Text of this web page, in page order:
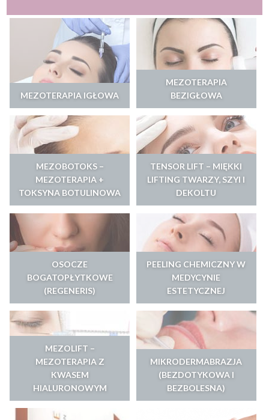
MEZOTERAPIA IGŁOWA
MEZOTERAPIA
BEZIGŁOWA
MEZOBOTOKS –
MEZOTERAPIA +
TOKSYNA BOTULINOWA
TENSOR LIFT – MIĘKKI
LIFTING TWARZY, SZYI I
DEKOLTU
OSOCZE
BOGATOPŁYTKOWE
(REGENERIS)
PEELING CHEMICZNY W
MEDYCYNIE
ESTETYCZNEJ
MEZOLIFT –
MEZOTERAPIA Z
KWASEM
HIALURONOWYM
MIKRODERMABRAZJA
(BEZDOTYKOWA I
BEZBOLESNA)